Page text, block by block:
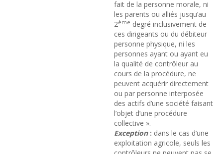
fait de la personne morale, ni
les parents ou alliés jusqu’au
2ème degré inclusivement de
ces dirigeants ou du débiteur
personne physique, ni les
personnes ayant ou ayant eu
la qualité de contrôleur au
cours de la procédure, ne
peuvent acquérir directement
ou par personne interposée
des actifs d’une société faisant
l’objet d’une procédure
collective ».
Exception: dans le cas d’une
exploitation agricole, seuls les